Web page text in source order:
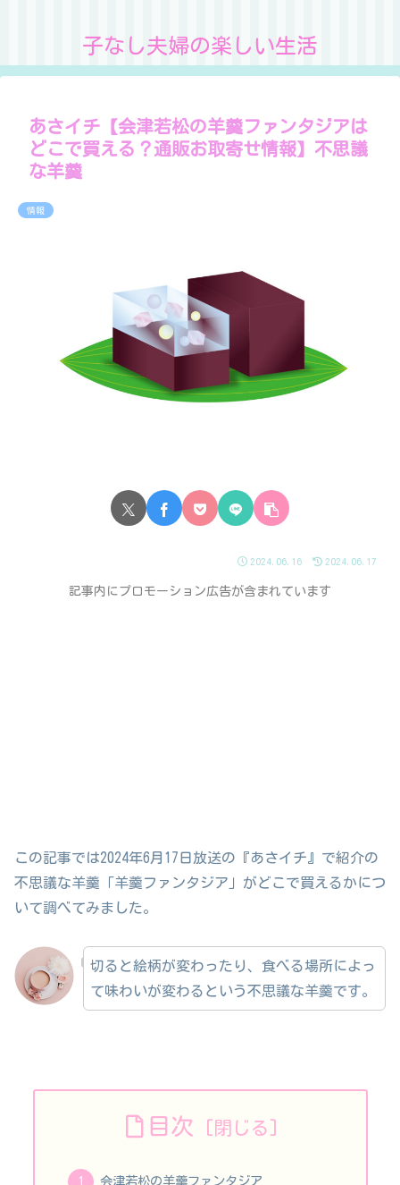
子なし夫婦の楽しい生活
あさイチ【会津若松の羊羹ファンタジアは
どこで買える？通販お取寄せ情報】不思議
な羊羹
情報
2024.06.16 2024.06.17
記事内にプロモーション広告が含まれています
この記事では2024年6月17日放送の『あさイチ』で紹介の
不思議な羊羹「羊羹ファンタジア」がどこで買えるかにつ
いて調べてみました。
切ると絵柄が変わったり、食べる場所によっ
て味わいが変わるという不思議な羊羹です。
目次
会津若松の羊羹ファンタジア